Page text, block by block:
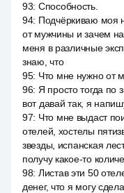
93: Способность.
94: Подчёркиваю моя
от мужчины и зачем
меня в различные
знаю, что
95: Что мне нужно от
96: Я просто тогда
вот давай так, я
97: Что мне выдаст
отелей, хостелы
звезды, испанская
получу какое-то
98: Листав эти 50
денег, что я могу